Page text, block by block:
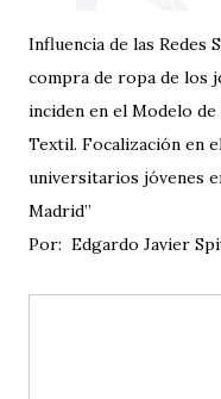
Influencia de las Redes
compra de ropa de los
inciden en el Modelo
Textil. Focalización en
universitarios jóvenes
Madrid”
Por: Edgardo Javier